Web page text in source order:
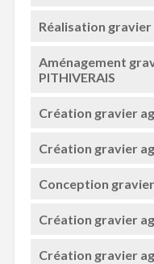
Réalisation gravier
Aménagement
PITHIVERAIS
Création gravier
Création gravier
Conception
Création gravier
Création gravier